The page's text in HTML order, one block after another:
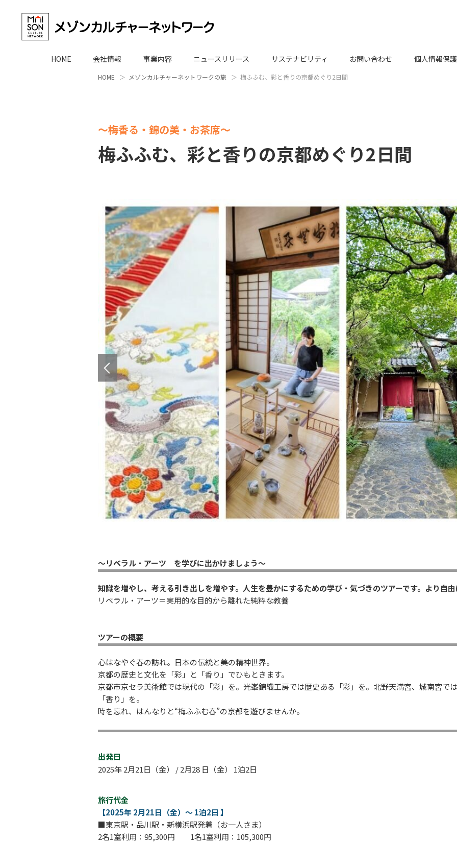
HOME 会社情報 事業内容 ニュースリリース サステナビリティ お問い合わせ 個人情報保
HOME メゾンカルチャーネットワークの旅 梅ふふむ、彩と香りの京都めぐり2日間
～梅香る・錦の美・お茶席～
梅ふふむ、彩と香りの京都めぐり2日間
～リベラル・アーツ を学びに出かけましょう～
知識を増やし、考える引き出しを増やす。人生を豊かにするための学び・気づきのツアーです。より自由
リベラル・アーツ＝実用的な目的から離れた純粋な教養
ツアーの概要
心はなやぐ春の訪れ。日本の伝統と美の精神世界。
京都の歴史と文化を「彩」と「香り」でひもときます。
京都市京セラ美術館では現代の「彩」を。光峯錦織工房では歴史ある「彩」を。北野天満宮、城南宮で
「香り」を。
時を忘れ、はんなりと“梅ふふむ春”の京都を遊びませんか。
出発日
2025年 2月21日（金） / 2月28 日（金） 1泊2日
旅行代金
【2025年 2月21日（金）～ 1泊2日 】
■東京駅・品川駅・新横浜駅発着（お一人さま）
2名1室利用：95,300円 1名1室利用：105,300円